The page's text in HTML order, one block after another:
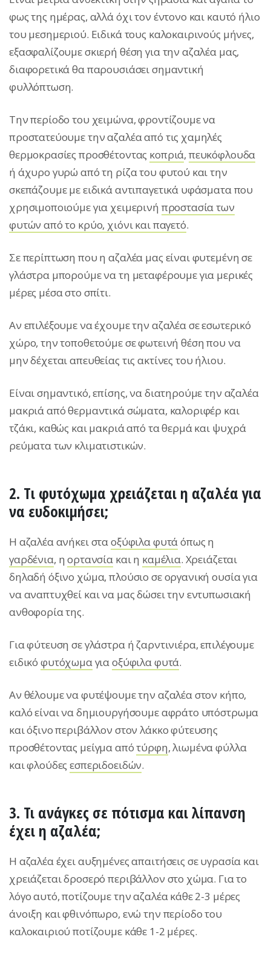
φως της ημέρας, αλλά όχι τον έντονο και καυτό ήλιο
του μεσημεριού. Ειδικά τους καλοκαιρινούς μήνες,
εξασφαλίζουμε σκιερή θέση για την αζαλέα μας,
διαφορετικά θα παρουσιάσει σημαντική
φυλλόπτωση.
Την περίοδο του χειμώνα, φροντίζουμε να
προστατεύουμε την αζαλέα από τις χαμηλές
θερμοκρασίες προσθέτοντας κοπριά, πευκόφλουδα
ή άχυρο γυρώ από τη ρίζα του φυτού και την
σκεπάζουμε με ειδικά αντιπαγετικά υφάσματα που
χρησιμοποιούμε για χειμερινή προστασία των
φυτών από το κρύο, χιόνι και παγετό.
Σε περίπτωση που η αζαλέα μας είναι φυτεμένη σε
γλάστρα μπορούμε να τη μεταφέρουμε για μερικές
μέρες μέσα στο σπίτι.
Αν επιλέξουμε να έχουμε την αζαλέα σε εσωτερικό
χώρο, την τοποθετούμε σε φωτεινή θέση που να
μην δέχεται απευθείας τις ακτίνες του ήλιου.
Είναι σημαντικό, επίσης, να διατηρούμε την αζαλέα
μακριά από θερμαντικά σώματα, καλοριφέρ και
τζάκι, καθώς και μακριά από τα θερμά και ψυχρά
ρεύματα των κλιματιστικών.
2. Tι φυτόχωμα χρειάζεται η αζαλέα για
να ευδοκιμήσει;
Η αζαλέα ανήκει σταοξύφιλα φυτάόπως η
γαρδένια, ηορτανσία και η καμέλια. Χρειάζεται
δηλαδή όξινο χώμα, πλούσιο σε οργανική ουσία για
να αναπτυχθεί και να μας δώσει την εντυπωσιακή
ανθοφορία της.
Για φύτευση σε γλάστρα ή ζαρντινιέρα, επιλέγουμε
ειδικό φυτόχωμαγιαοξύφιλα φυτά.
Αν θέλουμε να φυτέψουμε την αζαλέα στον κήπο,
καλό είναι να δημιουργήσουμε αφράτο υπόστρωμα
και όξινο περιβάλλον στον λάκκο φύτευσης
προσθέτοντας μείγμα απότύρφη, λιωμένα φύλλα
και φλούδεςεσπεριδοειδών.
3. Τι ανάγκες σε πότισμα και λίπανση
έχει η αζαλέα;
Η αζαλέα έχει αυξημένες απαιτήσεις σε υγρασία και
χρειάζεται δροσερό περιβάλλον στο χώμα. Για το
λόγο αυτό, ποτίζουμε την αζαλέα κάθε 2-3 μέρες
άνοιξη και φθινόπωρο, ενώ την περίοδο του
καλοκαιριού ποτίζουμε κάθε 1-2 μέρες.